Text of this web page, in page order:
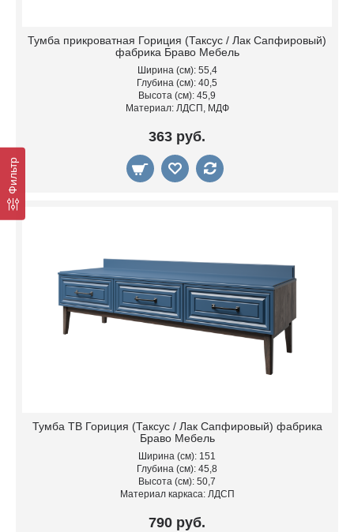
Фильтр
Тумба прикроватная Гориция (Таксус / Лак Сапфировый)
фабрика Браво Мебель
Ширина (см): 55,4
Глубина (см): 40,5
Высота (см): 45,9
Материал: ЛДСП, МДФ
363 руб.
Тумба ТВ Гориция (Таксус / Лак Сапфировый) фабрика
Браво Мебель
Ширина (см): 151
Глубина (см): 45,8
Высота (см): 50,7
Материал каркаса: ЛДСП
790 руб.